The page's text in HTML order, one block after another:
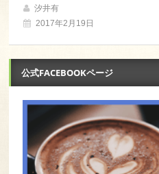
汐井有
2017年2月19日
公式FACEBOOKページ